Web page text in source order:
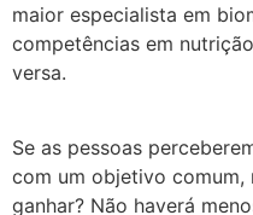
maior especialista em
competências em
versa.
Se as pessoas
com um objetivo
ganhar? Não haverá